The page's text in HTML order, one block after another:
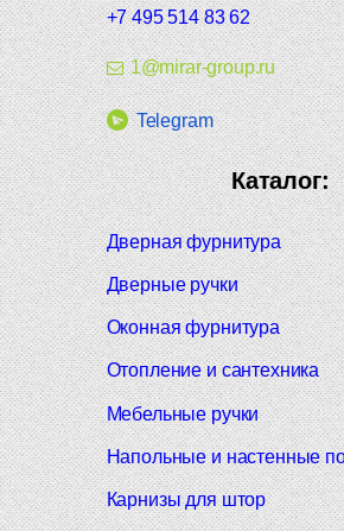
+7 495 514 83 62
1@mirar-group.ru
Telegram
Каталог:
Дверная фурнитура
Дверные ручки
Оконная фурнитура
Отопление и сантехника
Мебельные ручки
Напольные и настенные
Карнизы для штор